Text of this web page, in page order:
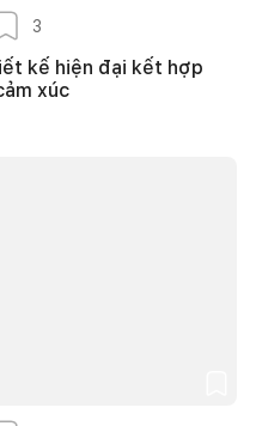
3
kế hiện đại kết hợp
xúc